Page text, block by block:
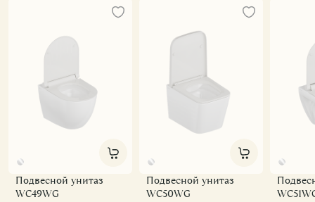
Подвесной унитаз
WC49WG
Подвесной унитаз
WC50WG